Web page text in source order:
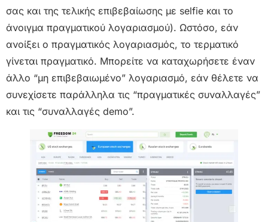
σας και της τελικής επιβεβαίωσης με selfie και το
άνοιγμα πραγματικού λογαριασμού). Ωστόσο, εάν
ανοίξει ο πραγματικός λογαριασμός, το τερματικό
γίνεται πραγματικό. Μπορείτε να καταχωρήσετε έναν
άλλο “μη επιβεβαιωμένο” λογαριασμό, εάν θέλετε να
συνεχίσετε παράλληλα τις “πραγματικές συναλλαγές”
και τις “συναλλαγές demo”.